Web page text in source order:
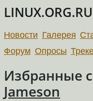
LINUX.ORG.RU
Новости Галерея
Форум Опросы
Избранные
Jameson